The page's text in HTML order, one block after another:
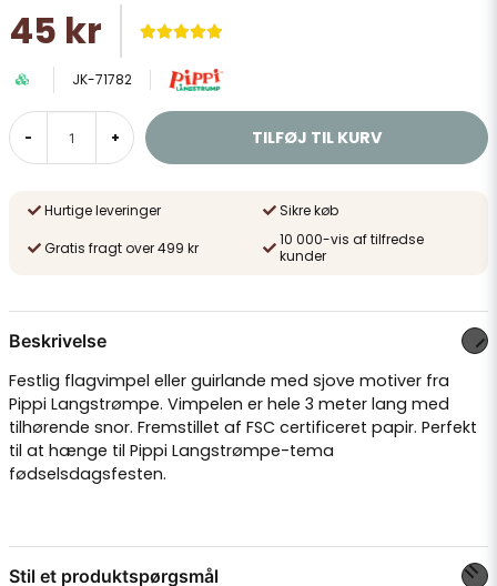
45 kr
JK-71782
- + TILFØJ TIL KURV
Hurtige leveringer
Sikre køb
Gratis fragt over 499 kr
10 000-vis af tilfredse
kunder
Beskrivelse
Festlig flagvimpel eller guirlande med sjove motiver fra
Pippi Langstrømpe. Vimpelen er hele 3 meter lang med
tilhørende snor. Fremstillet af FSC certificeret papir. Perfekt
til at hænge til Pippi Langstrømpe-tema
fødselsdagsfesten.
Stil et produktspørgsmål